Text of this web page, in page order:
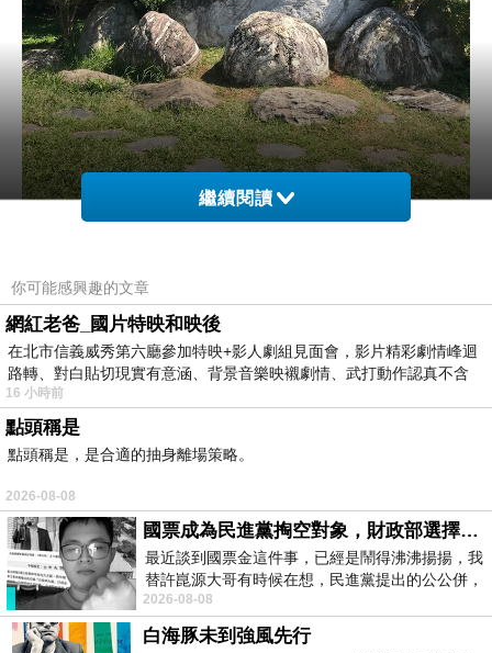
我們從楊梅的方向進入大北坑休閒農業區，道路
比我預期的狹窄，讓我頗為意外！好不容易來到
停車場，卻離遊客中心或步道有一段距離，於是
再次趨車上路，欲先到遊客中心，以遊客中心為
起點逛農業區。
好不容易找到遊客中心，也在附近找到停車場，
我們便採步行方式一路往下走，一個景點一個景
點慢慢看。不過，可觀之處似乎只有「水土保持
園區」...。
繼續閱讀
你可能感興趣的文章
網紅老爸_國片特映和映後
在北市信義威秀第六廳參加特映+影人劇組見面會，影片精彩劇情峰迴
路轉、對白貼切現實有意涵、背景音樂映襯劇情、武打動作認真不含
糊、
16 小時前
點頭稱是
點頭稱是，是合適的抽身離場策略。
2026-08-08
國票成為民進黨掏空對象，財政部選擇性失憶
最近談到國票金這件事，已經是鬧得沸沸揚揚，我
替許崑源大哥有時候在想，民進黨提出的公公併，
其實就是想要國庫通黨庫，鬧出最大的醜
2026-08-08
白海豚未到強風先行